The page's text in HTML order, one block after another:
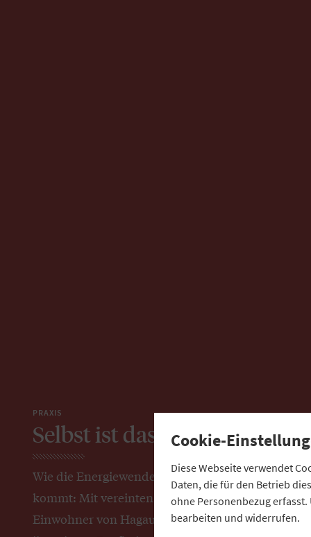
PRAXIS
Selbst ist das Land
Wie die Energiewende auf die Dörfer
kommt: Mit vereinten Kräften haben die
Einwohner von Hagau im Donau-Ries
Cookie-
Diese Webseite verwendet
Daten, die für den Betrieb
ohne Personenbezug
bearbeiten und widerrufen.